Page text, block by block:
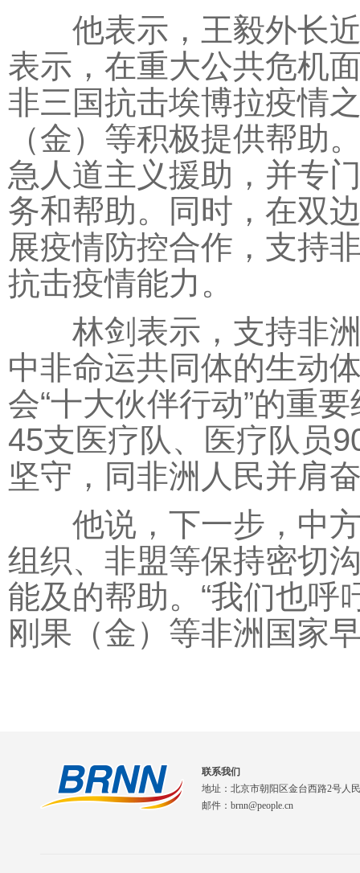
他表示，王毅外长近
表示，在重大公共危机
非三国抗击埃博拉疫情
（金）等积极提供帮助
急人道主义援助，并专
务和帮助。同时，在双
展疫情防控合作，支持
抗击疫情能力。
林剑表示，支持非洲
中非命运共同体的生动
会“十大伙伴行动”的重
45支医疗队、医疗队员
坚守，同非洲人民并肩
他说，下一步，中方
组织、非盟等保持密切
能及的帮助。“我们也呼
刚果（金）等非洲国家
联系我们
地址：北京市朝阳区金台西路2号人
邮件：brnn@people.cn